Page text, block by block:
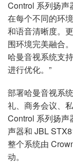
Control 系列扬声
在每个不同的环
和语音清晰度。
围环境完美融合
哈曼音视系统支
进行优化。”
部署哈曼音视系
礼、商务会议、
Control 系列扬声
声器和 JBL
整个系统由
动。